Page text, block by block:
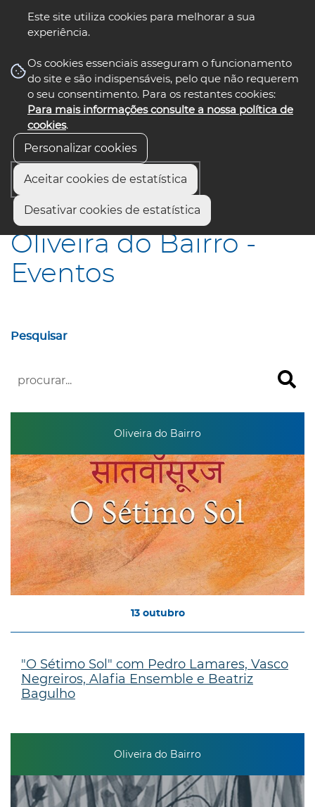
Este site utiliza cookies para melhorar a sua
experiência.
Os cookies essenciais asseguram o funcionamento
do site e são indispensáveis, pelo que não requerem
o seu consentimento. Para os restantes cookies:
Para mais informações consulte a nossa política de
cookies.
Personalizar cookies
Aceitar cookies de estatística
Desativar cookies de estatística
nos select language
Início Oliveira do Bairro - Eventos
Oliveira do Bairro -
Eventos
Pesquisar
Oliveira do Bairro
13 outubro
"O Sétimo Sol" com Pedro Lamares, Vasco
Negreiros, Alafia Ensemble e Beatriz
Bagulho
Oliveira do Bairro